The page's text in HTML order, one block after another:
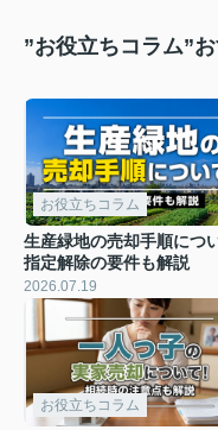
”お役立ちコラム”
お役立ちコラム
生産緑地の売却手順につ
指定解除の要件も解説
2026.07.19
お役立ちコラム